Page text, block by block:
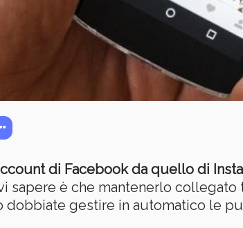
di Facebook da quello di
sapere è che mantenerlo
dobbiate gestire in automatico le